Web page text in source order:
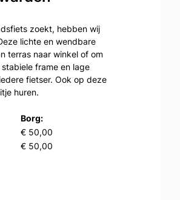
zoekt, hebben wij
lichte en wendbare
terras naar winkel of om
frame en lage
fietser. Ook op deze
huren.
Borg:
€ 50,00
€ 50,00